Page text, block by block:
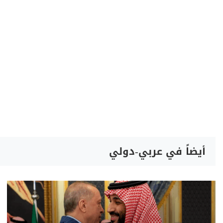
أيضاً في عربي-دولي